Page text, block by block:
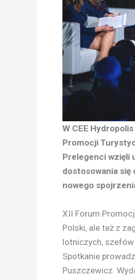
W CEE
Promocji
Prelegenci wzięli
dostosowania się
nowego
XII Forum
Polski, ale też z
lotniczych, szefów
Spotkanie
Puszczewicz.